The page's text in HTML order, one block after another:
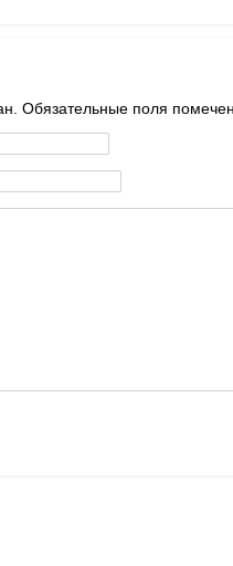
Обязательные поля